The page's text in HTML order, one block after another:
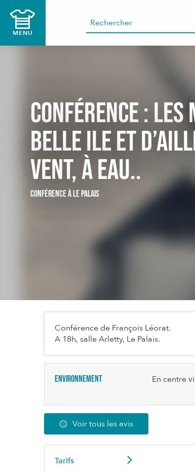
contenu
MENU
Conférence :
Belle ile et
vent, à eau..
CONFÉRENCEÀ LE PALAIS
Conférence de François Léorat.
A 18h, salle Arletty, Le Palais.
Environnement En centre
Voir tous les avis
Tarifs